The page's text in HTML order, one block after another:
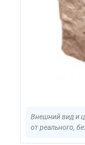
Внешний вид и
от реального,